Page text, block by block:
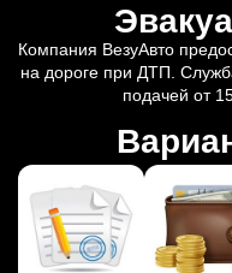
Компания ВезуАвто
на дороге при ДТП.
подачей от